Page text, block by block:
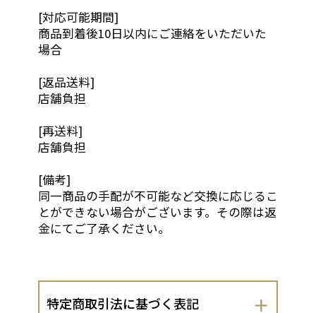
[対応可能期間]
商品到着後10日以内にご連絡をいただいた
場合
[返品送料]
店舗負担
[再送料]
店舗負担
[備考]
同一商品の手配が不可能など交換に応じるこ
とができない場合がございます。その際は返
金にてご了承ください。
特定商取引法に基づく表記